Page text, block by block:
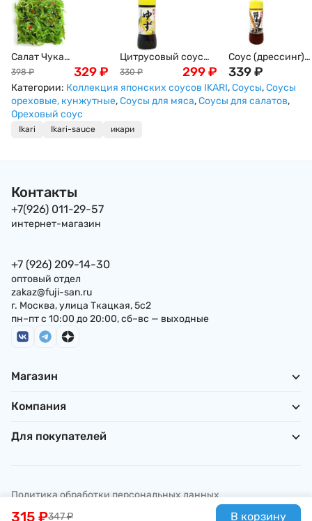
347₽
315 ₽ В корзину
Салат Чука
(замороженный) ,
1кг
398 ₽ 329₽
Цитрусовый соус
(дрессинг) с
японским
мандарином Юдзу
IKARI, Япония, 200г
330 ₽ 299₽
Соус (дрессинг)
IKARI соево-
кунжутный к
овощам , Япония,
339₽
Категории: Коллекция японских соусов IKARI,Соусы,Соусы
ореховые, кунжутные,Соусы для мяса,Соусы для салатов,
Ореховый соус
Ikari Ikari-sauce икари
Контакты
+7(926) 011-29-57
интернет-магазин
+7 (926) 209-14-30
оптовый отдел
zakaz@fuji-san.ru
г. Москва, улица Ткацкая, 5с2
пн–пт с 10:00 до 20:00, сб–вс — выходные
Магазин
Компания
Для покупателей
Политика обработки персональных данных